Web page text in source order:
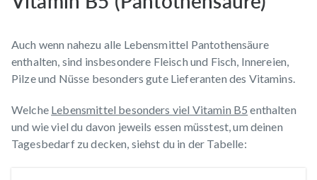
Auch wenn nahezu alle Lebensmittel Pantothensäure
enthalten, sind insbesondere Fleisch und Fisch, Innereien,
Pilze und Nüsse besonders gute Lieferanten des Vitamins.
Welche Lebensmittel besonders viel Vitamin B5 enthalten
und wie viel du davon jeweils essen müsstest, um deinen
Tagesbedarf zu decken, siehst du in der Tabelle: